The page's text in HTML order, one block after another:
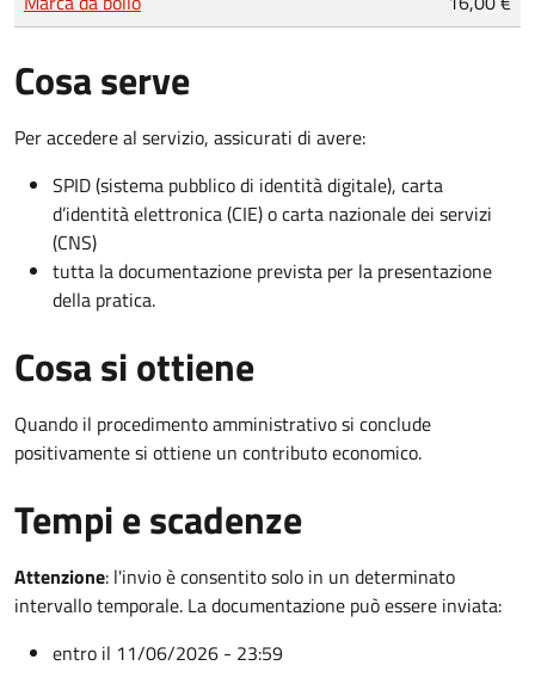
Cosa serve
Per accedere al servizio, assicurati di avere:
SPID (sistema pubblico di identità digitale), carta
d’identità elettronica (CIE) o carta nazionale dei servizi
(CNS)
tutta la documentazione prevista per la presentazione
della pratica.
Cosa si ottiene
Quando il procedimento amministrativo si conclude
positivamente si ottiene un contributo economico.
Tempi e scadenze
Attenzione: l'invio è consentito solo in un determinato
intervallo temporale. La documentazione può essere inviata:
entro il 11/06/2026 - 23:59